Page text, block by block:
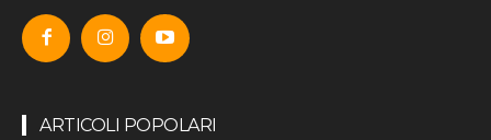
ARTICOLI POPOLARI